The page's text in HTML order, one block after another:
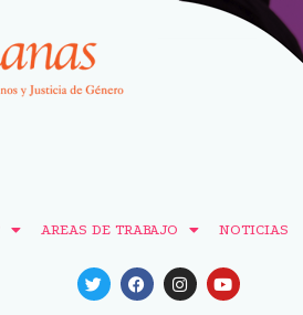
AREAS DE TRABAJO NOTICIAS